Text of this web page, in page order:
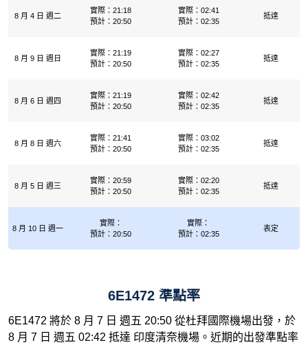
8 月 4 日 週二
實際：21:18
預計：20:50
實際：02:41
預計：02:35
抵達
8 月 9 日 週日
實際：21:19
預計：20:50
實際：02:27
預計：02:35
抵達
8 月 6 日 週四
實際：21:19
預計：20:50
實際：02:42
預計：02:35
抵達
8 月 8 日 週六
實際：21:41
預計：20:50
實際：03:02
預計：02:35
抵達
8 月 5 日 週三
實際：20:59
預計：20:50
實際：02:20
預計：02:35
抵達
8 月 10 日 週一
實際：
預計：20:50
實際：
預計：02:35
表定
6E1472 準點率
6E1472 將於 8 月 7 日 週五 20:50 從杜拜國際機場出發，於
8 月 7 日 週五 02:42 抵達 印度清奈機場。近期的出發準點率